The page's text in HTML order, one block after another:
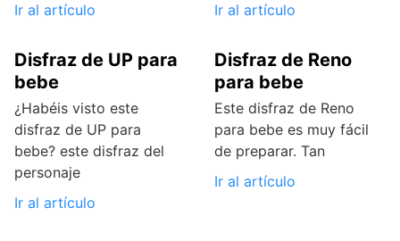
Ir al artículo
Ir al artículo
Disfraz de UP para
bebe
¿Habéis visto este
disfraz de UP para
bebe? este disfraz del
personaje
Ir al artículo
Disfraz de Reno
para bebe
Este disfraz de Reno
para bebe es muy fácil
de preparar. Tan
Ir al artículo